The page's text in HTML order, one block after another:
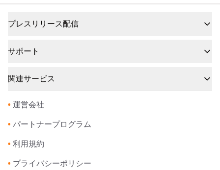
プレスリリース配信
サポート
関連サービス
• 運営会社
• パートナープログラム
• 利用規約
• プライバシーポリシー